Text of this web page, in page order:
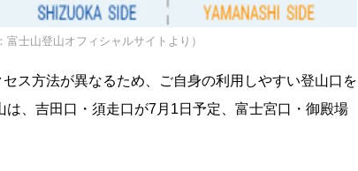
士山登山オフィシャルサイトより）
ス方法が異なるため、ご自身の利用しやすい登山口を
、吉田口・須走口が7月1日予定、富士宮口・御殿場